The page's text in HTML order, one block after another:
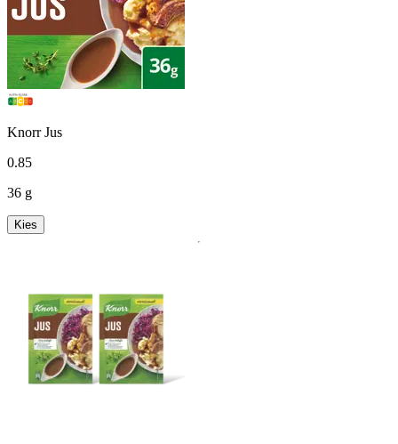
Knorr Jus
0.85
36 g
Kies